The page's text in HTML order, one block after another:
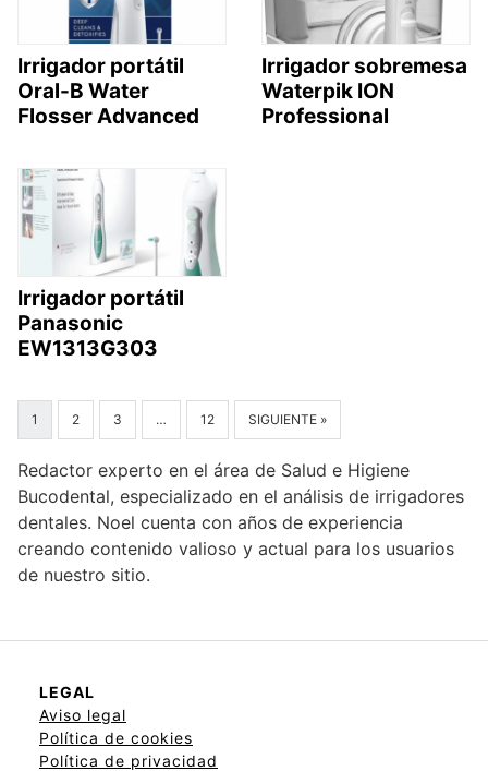
Irrigador portátil
Oral-B Water
Flosser Advanced
Irrigador sobremesa
Waterpik ION
Professional
Irrigador portátil
Panasonic
EW1313G303
1 2 3 … 12 SIGUIENTE »
Redactor experto en el área de Salud e Higiene
Bucodental, especializado en el análisis de irrigadores
dentales. Noel cuenta con años de experiencia
creando contenido valioso y actual para los usuarios
de nuestro sitio.
LEGAL
Aviso legal
Política de cookies
Política de privacidad